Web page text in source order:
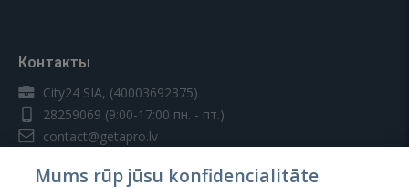
Контакты
City24 SIA, (40003692375)
28259069 (9:00-17:00 пн. - пт.)
contact@getapro.lv
Mums rūp jūsu konfidencialitāte